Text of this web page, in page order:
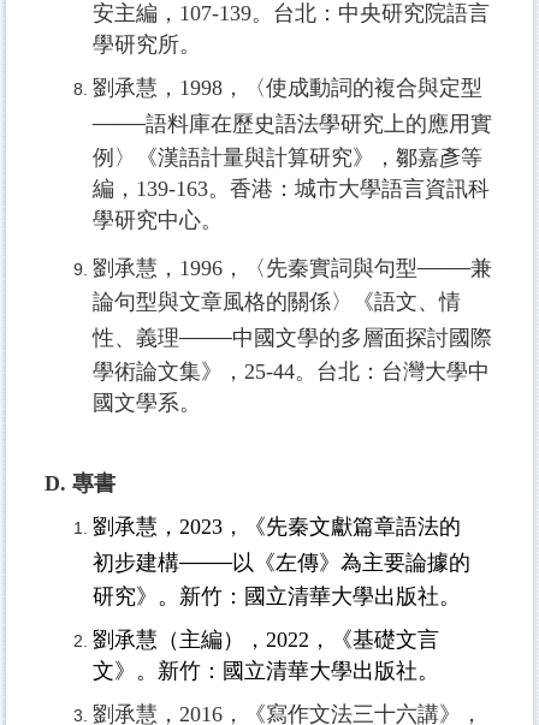
安主編，107-139。台北：中央研究院語言
學研究所。
劉承慧，1998，〈使成動詞的複合與定型
——語料庫在歷史語法學研究上的應用實
例〉《漢語計量與計算研究》，鄒嘉彥等
編，139-163。香港：城市大學語言資訊科
學研究中心。
劉承慧，1996，〈先秦實詞與句型——兼
論句型與文章風格的關係〉《語文、情
性、義理——中國文學的多層面探討國際
學術論文集》，25-44。台北：台灣大學中
國文學系。
D. 專書
劉承慧，2023，《先秦文獻篇章語法的
初步建構——以《左傳》為主要論據的
研究》。新竹：國立清華大學出版社。
劉承慧（主編）， 2022，
《基礎文言
文》。新竹：國立清華大學出版社。
劉承慧，2016，《寫作文法三十六講》，